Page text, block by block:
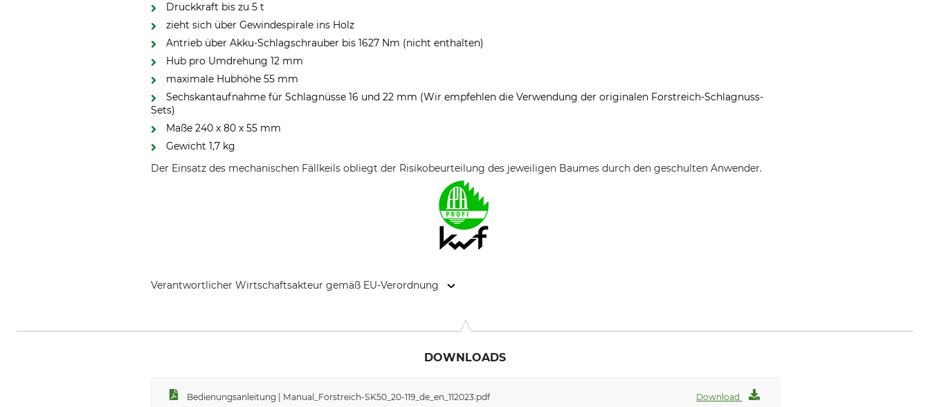
Druckkraft bis zu 5 t
zieht sich über Gewindespirale ins Holz
Antrieb über Akku-Schlagschrauber bis 1627 Nm (nicht enthalten)
Hub pro Umdrehung 12 mm
maximale Hubhöhe 55 mm
Sechskantaufnahme für Schlagnüsse 16 und 22 mm (Wir empfehlen die Verwendung der originalen Forstreich-Schlagnuss-
Sets)
Maße 240 x 80 x 55 mm
Gewicht 1,7 kg
Der Einsatz des mechanischen Fällkeils obliegt der Risikobeurteilung des jeweiligen Baumes durch den geschulten Anwender.
Verantwortlicher Wirtschaftsakteur gemäß EU-Verordnung
DOWNLOADS
Bedienungsanleitung | Manual_Forstreich-SK50_20-119_de_en_112023.pdf Download